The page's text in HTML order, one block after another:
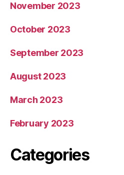
November 2023
October 2023
September 2023
August 2023
March 2023
February 2023
Categories